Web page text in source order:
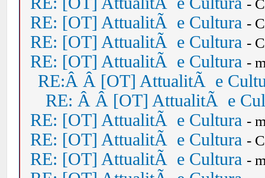
-
RE: [OT] AttualitÃ e Cultura -
RE: [OT] AttualitÃ e Cultura -
RE: [OT] AttualitÃ e Cultura -
RE:Â Â [OT] AttualitÃ e
RE: Â Â [OT] AttualitÃ e
RE: [OT] AttualitÃ e Cultura -
RE: [OT] AttualitÃ e Cultura -
RE: [OT] AttualitÃ e Cultura -